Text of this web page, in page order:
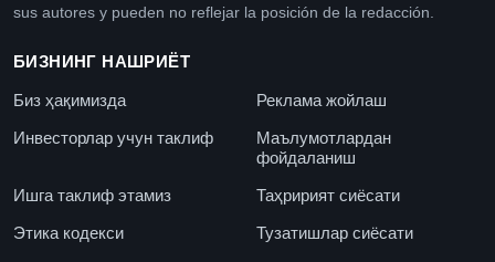
sus autores y pueden no reflejar la posición de la redacción.
БИЗНИНГ НАШРИЁТ
Биз ҳақимизда
Реклама жойлаш
Инвесторлар учун таклиф
Маълумотлардан
фойдаланиш
Ишга таклиф этамиз
Таҳририят сиёсати
Этика кодекси
Тузатишлар сиёсати